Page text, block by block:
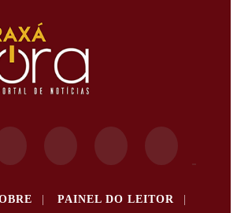
PAINEL DO LEITOR